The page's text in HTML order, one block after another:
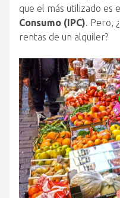
que el más utilizado es
Consumo (IPC). Pero,
rentas de un alquiler?